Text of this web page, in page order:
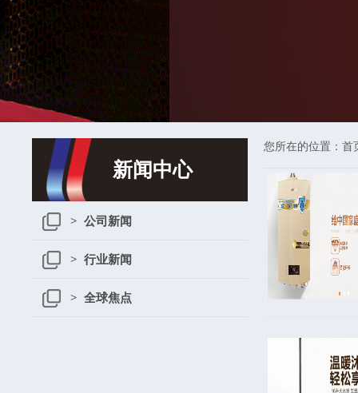
新闻中心
> 公司新闻
> 行业新闻
> 全球焦点
您所在的位置： 首